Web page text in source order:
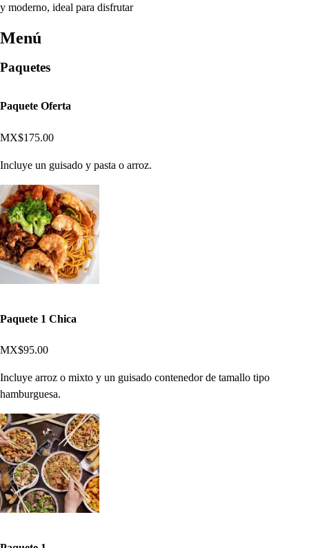
y moderno, ideal para disfrutar
Menú
Paquetes
Paquete Oferta
MX$175.00
Incluye un guisado y pasta o arroz.
Paquete 1 Chica
MX$95.00
Incluye arroz o mixto y un guisado contenedor de tamallo tipo
hamburguesa.